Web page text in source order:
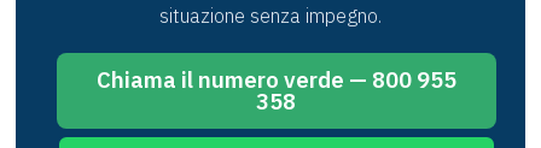
situazione senza impegno.
Chiama il numero verde — 800 955
358